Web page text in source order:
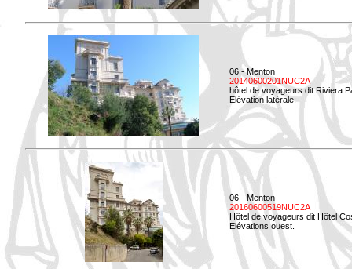
06 - Menton
20140600201NUC2A
hôtel de voyageurs dit Riviera
Elévation latérale.
06 - Menton
20160600519NUC2A
Hôtel de voyageurs dit Hôtel
Elévations ouest.